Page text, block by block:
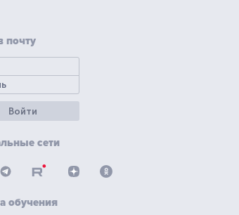
почту
Войти
сети
обучения